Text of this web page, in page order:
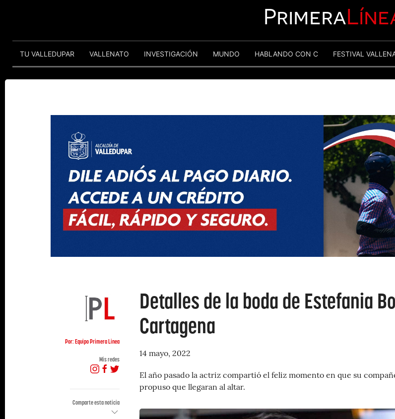
Primera
TU VALLEDUPAR VALLENATO INVESTIGACIÓN MUNDO HABLANDO CON C FESTIVAL
Por: Equipo Primera Linea
Mis redes
Comparte esta noticia
Detalles de la boda de Estefania
Cartagena
14 mayo, 2022
El año pasado la actriz compartió el feliz momento en que su
propuso que llegaran al altar.